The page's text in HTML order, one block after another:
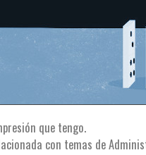
que tengo.
con temas de